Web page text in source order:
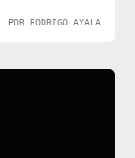
POR RODRIGO AYALA